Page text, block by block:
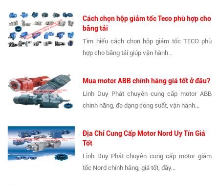
Cách chọn hộp giảm tốc Teco phù hợp cho
băng tải
Tìm hiểu cách chọn hộp giảm tốc TECO phù
hợp cho băng tải giúp vận hành...
Mua motor ABB chính hãng giá tốt ở đâu?
Linh Duy Phát chuyên cung cấp motor ABB
chính hãng, đa dạng công suất, vận hành...
Địa Chỉ Cung Cấp Motor Nord Uy Tín Giá
Tốt
Linh Duy Phát chuyên cung cấp motor giảm
tốc Nord chính hãng, giá tốt, đầy...